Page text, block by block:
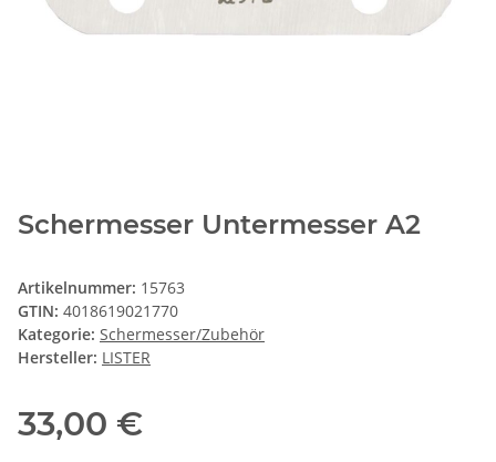
Schermesser Untermesser A2
Artikelnummer: 15763
GTIN: 4018619021770
Kategorie: Schermesser/Zubehör
Hersteller: LISTER
33,00 €